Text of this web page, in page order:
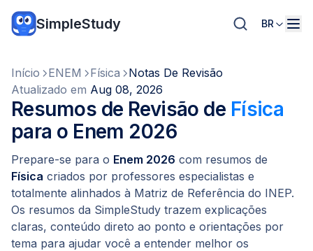
SimpleStudy BR
Início ENEM Física
Notas De Revisão
Atualizado em Aug 08, 2026
Resumos de Revisão de Física
para o Enem 2026
Prepare-se para o Enem 2026 com resumos de
Física criados por professores especialistas e
totalmente alinhados à Matriz de Referência do INEP.
Os resumos da SimpleStudy trazem explicações
claras, conteúdo direto ao ponto e orientações por
tema para ajudar você a entender melhor os